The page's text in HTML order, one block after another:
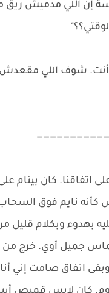
إن اللي مدميش ريق
شوف اللي
اتفاقنا. كان بينام
نايم فوق
عليه بهدوء وبكلام قليل
جميل أوي. خرج من
اتفاق صامت إني